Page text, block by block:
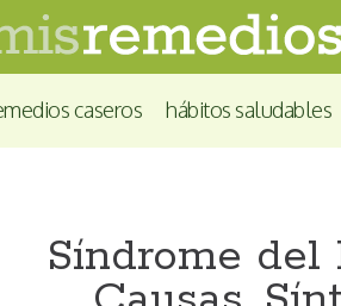
caseros hábitos saludables
Síndrome del